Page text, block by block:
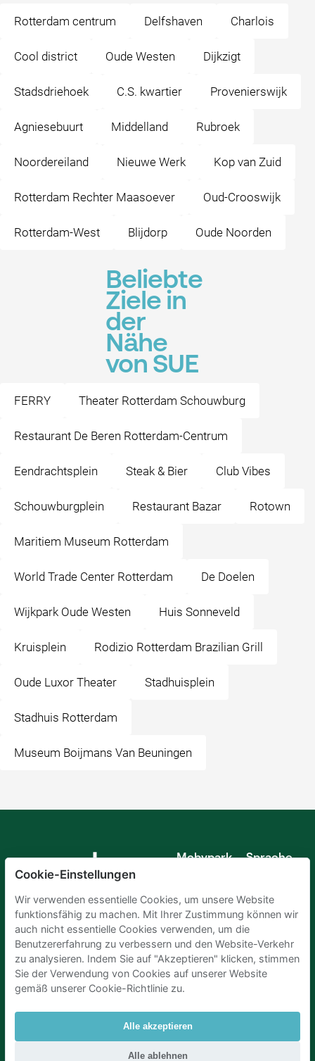
Rotterdam centrum Delfshaven Charlois
Cool district Oude Westen Dijkzigt
Stadsdriehoek C.S. kwartier Provenierswijk
Agniesebuurt Middelland Rubroek
Noordereiland Nieuwe Werk Kop van Zuid
Rotterdam Rechter Maasoever Oud-Crooswijk
Rotterdam-West Blijdorp Oude Noorden
Beliebte
Ziele in
der
Nähe
von SUE
FERRY Theater Rotterdam Schouwburg
Restaurant De Beren Rotterdam-Centrum
Eendrachtsplein Steak & Bier Club Vibes
Schouwburgplein Restaurant Bazar Rotown
Maritiem Museum Rotterdam
World Trade Center Rotterdam De Doelen
Wijkpark Oude Westen Huis Sonneveld
Kruisplein Rodizio Rotterdam Brazilian Grill
Oude Luxor Theater Stadhuisplein
Stadhuis Rotterdam
Museum Boijmans Van Beuningen
Mobypark
Sprache
Spanisch
Französisch
Italienisch
Niederländisch
Parkplaetze Amsterdam|Parkeren Brussel
Cookie-Einstellungen
Wir verwenden essentielle Cookies, um unsere Website
funktionsfähig zu machen. Mit Ihrer Zustimmung können wir
auch nicht essentielle Cookies verwenden, um die
Benutzererfahrung zu verbessern und den Website-Verkehr
zu analysieren. Indem Sie auf "Akzeptieren" klicken, stimmen
Sie der Verwendung von Cookies auf unserer Website
gemäß unserer Cookie-Richtlinie zu.
Alle akzeptieren
Alle ablehnen